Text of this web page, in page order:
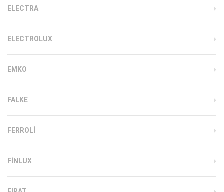
ELECTRA
ELECTROLUX
EMKO
FALKE
FERROLI
FINLUX